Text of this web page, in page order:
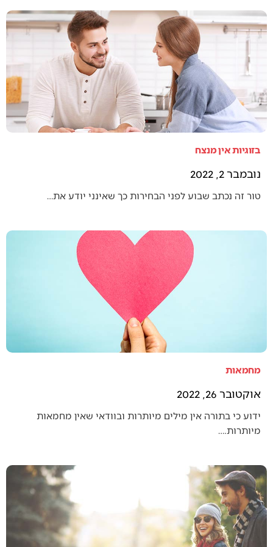
בזוגיות אין מנצח
נובמבר 2, 2022
טור זה נכתב שבוע לפני הבחירות כך שאינני יודע את…
מחמאות
אוקטובר 26, 2022
ידוע כי בתורה אין מילים מיותרות ובוודאי שאין מחמאות
מיותרות.…